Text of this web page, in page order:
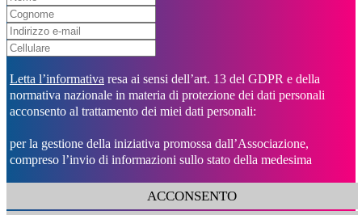
Letta l’informativa resa ai sensi dell’art. 13 del GDPR e della
normativa nazionale in materia di protezione dei dati personali
acconsento al trattamento dei miei dati personali:
per la gestione della iniziativa promossa dall’Associazione,
compreso l’invio di informazioni sullo stato della medesima
ACCONSENTO